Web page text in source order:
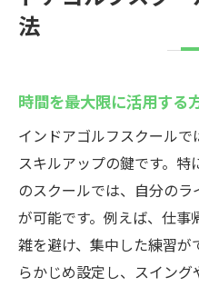
法
時間を最大限に活用する
インドアゴルフスクール
スキルアップの鍵です。特
のスクールでは、自分の
が可能です。例えば、仕
雑を避け、集中した練習が
らかじめ設定し、スイン